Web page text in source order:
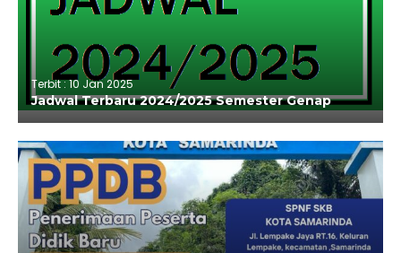
Terbit : 10 Jan 2025
Jadwal Terbaru 2024/2025 Semester Genap